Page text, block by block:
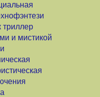
триллер
и мистикой